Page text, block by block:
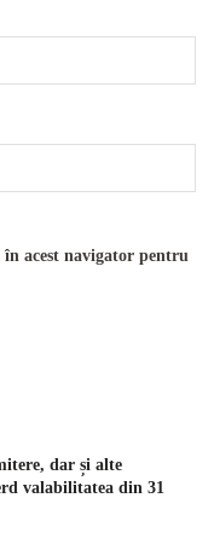
în acest navigator pentru
dar și alte
valabilitatea din 31